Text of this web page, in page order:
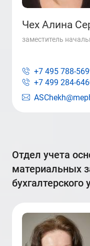
Чех Алина
заместитель
+7 495 788-
+7 499 284-
отдел учета основных средств и
материальных